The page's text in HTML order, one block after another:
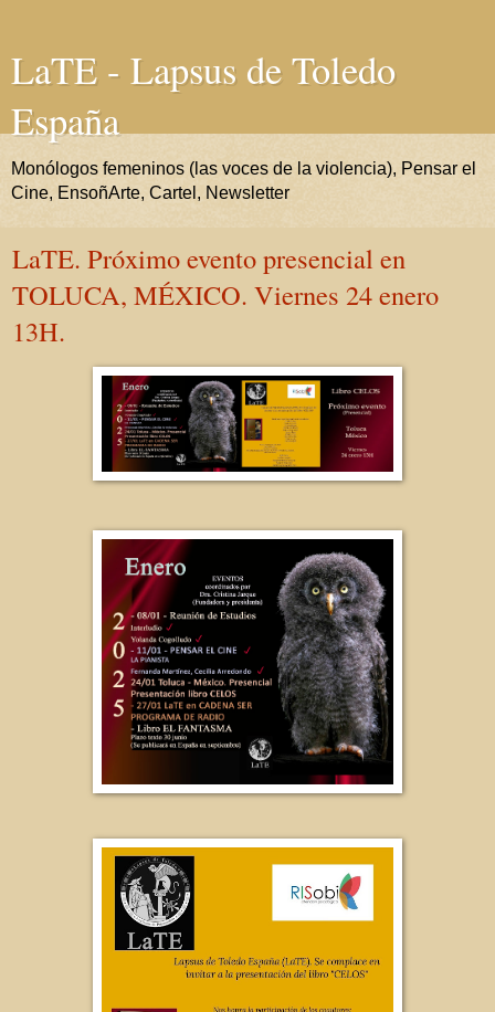
LaTE - Lapsus de Toledo
España
Monólogos femeninos (las voces de la violencia), Pensar el
Cine, EnsoñArte, Cartel, Newsletter
LaTE. Próximo evento presencial en
TOLUCA, MÉXICO. Viernes 24 enero
13H.